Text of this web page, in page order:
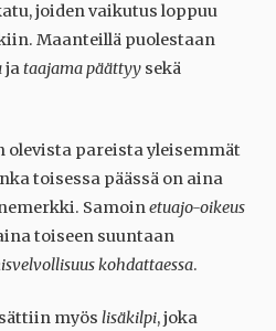
joiden vaikutus loppuu
Maanteillä puolestaan
jataajama päättyy sekä
olevista pareista yleisemmät
toisessa päässä on aina
Samoinetuajo-oikeus
toiseen suuntaan
kohdattaessa.
myös lisäkilpi, joka